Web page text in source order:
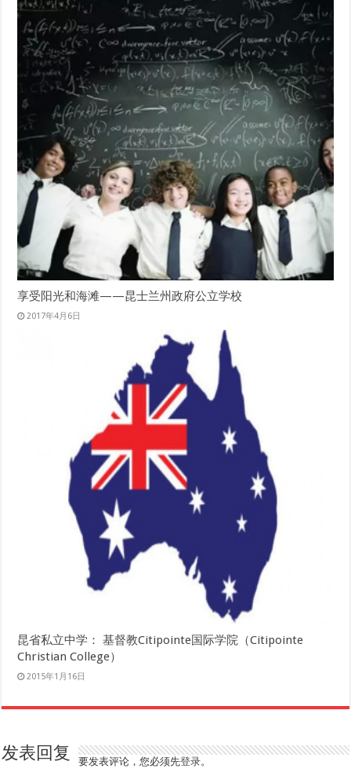
享受阳光和海滩——昆士兰州政府公立学校
2017年4月6日
昆省私立中学： 基督教Citipointe国际学院（Citipointe
Christian College）
2015年1月16日
发表回复 要发表评论，您必须先登录。